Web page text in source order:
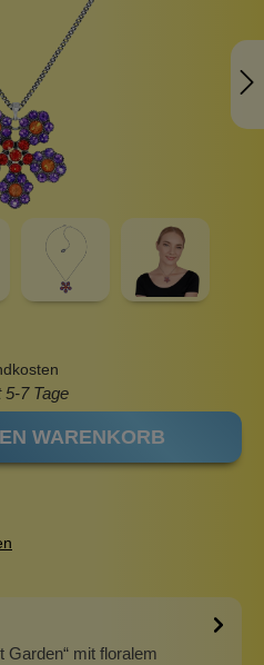
5-7 Tage
WARENKORB
Garden“ mit floralem